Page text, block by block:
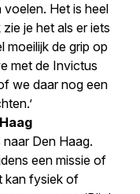
Het is heel
je het als er iets
moeilijk de grip op
met de Invictus
we daar nog een
Den Haag.
een missie of
kan fysiek of